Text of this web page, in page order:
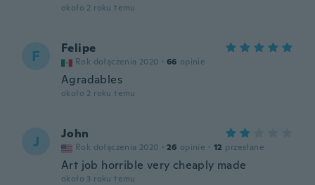
około 2 roku temu
F Felipe
Rok dołączenia 2020 · 66 opinie
Agradables
około 2 roku temu
J John
Rok dołączenia 2020 · 26 opinie · 12 przesłane
Art job horrible very cheaply made
około 3 roku temu